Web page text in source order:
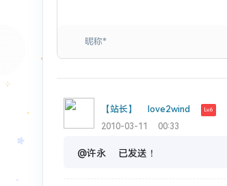
【站长】 love2wind Lv.6
2010-03-11 00:33
@许永 已发送！